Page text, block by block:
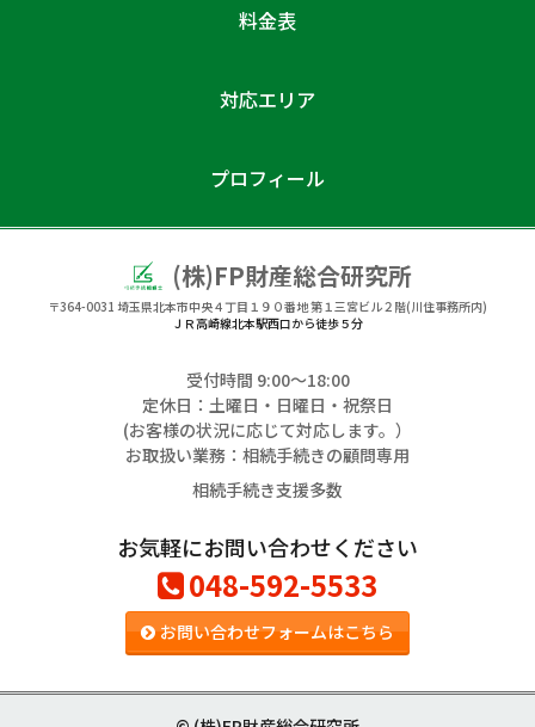
料金表
対応エリア
プロフィール
(株)FP財産総合研究所
〒364-0031 埼玉県北本市中央４丁目１９０番地 第１三宮ビル２階(川住事務所内)
ＪＲ高崎線北本駅西口から徒歩５分
受付時間 9:00〜18:00
定休日：土曜日・日曜日・祝祭日
(お客様の状況に応じて対応します。）
お取扱い業務：相続手続きの顧問専用
相続手続き支援多数
お気軽にお問い合わせください
048-592-5533
お問い合わせフォームはこちら